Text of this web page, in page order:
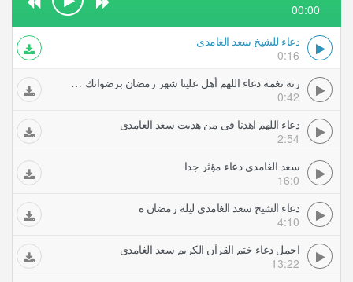
00:00
دعاء للشيخ سعد الغامدي
0:16
رنة نغمة دعاء اللهم أهل علينا شهر رمضان برضوانك سعد الغامدي رنات نغمات
0:42
دعاء اللهم اهدنا في من هديت سعد الغامدي
2:54
سعد الغامدي دعاء مؤثر جدا
16:0
دعاء الشيخ سعد الغامدي ليلة رمضان ه
4:10
اجمل دعاء ختم القرآن الكريم سعد الغامدي
13:22